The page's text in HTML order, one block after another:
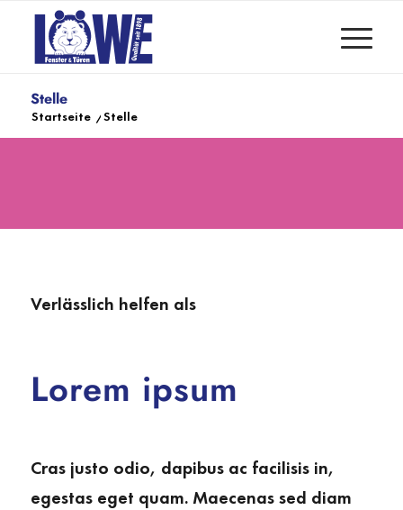
Stelle
Startseite /Stelle
Verlässlich helfen als
Lorem ipsum
Cras justo odio, dapibus ac facilisis in,
egestas eget quam. Maecenas sed diam